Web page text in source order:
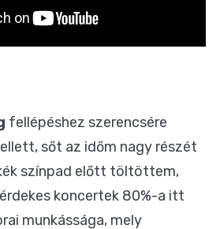
fellépéshez szerencsére
sőt az időm nagy részét
színpad előtt töltöttem,
koncertek 80%-a itt
munkássága, mely